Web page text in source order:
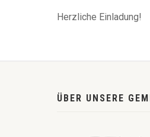
Herzliche Einladung!
ÜBER UNSERE